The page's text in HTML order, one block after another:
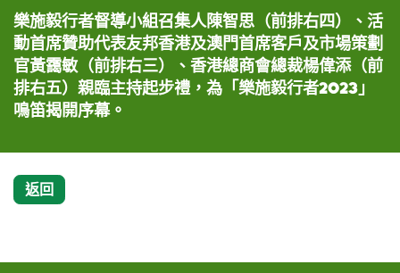
樂施毅行者督導小組召集人陳智思（前排右四）、活
動首席贊助代表友邦香港及澳門首席客戶及市場策劃
官黃靄敏（前排右三）、香港總商會總裁楊偉添（前
排右五）親臨主持起步禮，為「樂施毅行者2023」
鳴笛揭開序幕。
由樂施會主辦、「AIA Vitality健康程式」全力支
持的大型遠足籌款活動「樂施毅行者2023」今天於
西貢北潭涌舉行。
由樂施會主辦、「AIA Vitality健康程式」全力支
持的大型遠足籌款活動「樂施毅行者2023」今天於
西貢北潭涌舉行。圖為一眾嘉賓主持起步禮。
由樂施會主辦、「AIA Vitality健康程式」全力支
持的大型遠足籌款活動「樂施毅行者2023」今天於
西貢北潭涌舉行。活動首席贊助代表友邦香港及澳門
首席客戶及市場策劃官黃靄敏，率領一眾友邦同事參
與。
「樂施毅行者2023」參加者意志高昂，在陽光燦爛
的日子出發前行。
樂施毅行者督導小組召集人陳智思（左二）與樂施會
總裁曾迦慧（左三）參與「樂施毅行者2023」領袖
行。
「樂施毅行者2023」約有850隊參加，圖為
Walkermix 團隊。
今年為樂施會第39年舉辦「樂施毅行者」，約850隊
共3,400名健兒鼎力支持。
返回